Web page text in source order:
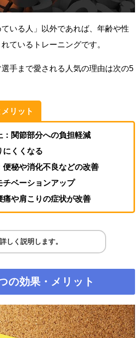
いる人」以外であれば、年齢や性
ているトレーニングです。
手まで愛される人気の理由は次の5
リット
：関節部分への負担軽減
にくくなる
便秘や消化不良などの改善
チベーションアップ
痛や肩こりの症状が改善
しく説明します。
の効果・メリット